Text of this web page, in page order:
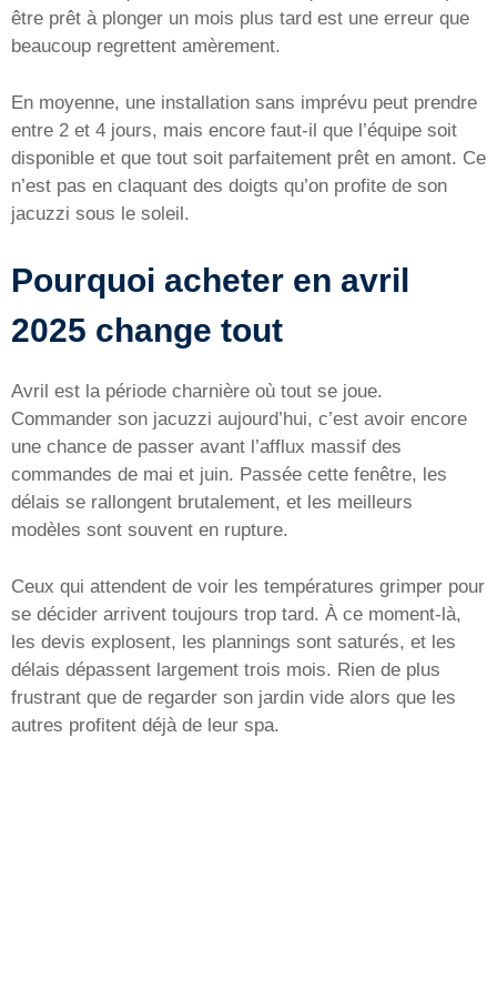
être prêt à plonger un mois plus tard est une erreur que
beaucoup regrettent amèrement.
En moyenne, une installation sans imprévu peut prendre
entre 2 et 4 jours, mais encore faut-il que l’équipe soit
disponible et que tout soit parfaitement prêt en amont. Ce
n’est pas en claquant des doigts qu’on profite de son
jacuzzi sous le soleil.
Pourquoi acheter en avril
2025 change tout
Avril est la période charnière où tout se joue.
Commander son jacuzzi aujourd’hui, c’est avoir encore
une chance de passer avant l’afflux massif des
commandes de mai et juin. Passée cette fenêtre, les
délais se rallongent brutalement, et les meilleurs
modèles sont souvent en rupture.
Ceux qui attendent de voir les températures grimper pour
se décider arrivent toujours trop tard. À ce moment-là,
les devis explosent, les plannings sont saturés, et les
délais dépassent largement trois mois. Rien de plus
frustrant que de regarder son jardin vide alors que les
autres profitent déjà de leur spa.